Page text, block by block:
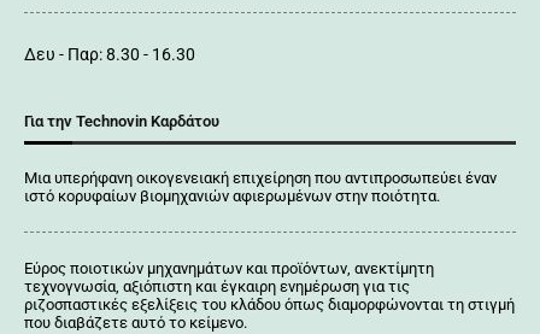
Δευ - Παρ: 8.30 - 16.30
Για την Technovin Καρδάτου
Μια υπερήφανη οικογενειακή επιχείρηση που αντιπροσωπεύει έναν
ιστό κορυφαίων βιομηχανιών αφιερωμένων στην ποιότητα.
Εύρος ποιοτικών μηχανημάτων και προϊόντων, ανεκτίμητη
τεχνογνωσία, αξιόπιστη και έγκαιρη ενημέρωση για τις
ριζοσπαστικές εξελίξεις του κλάδου όπως διαμορφώνονται τη στιγμή
που διαβάζετε αυτό το κείμενο.